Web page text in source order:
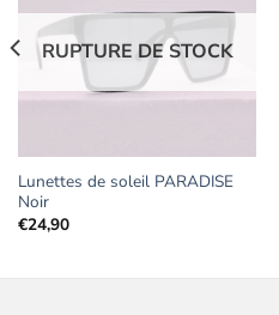
favoris
RUPTURE DE STOCK
Lunettes de soleil PARADISE
Noir
€24,90